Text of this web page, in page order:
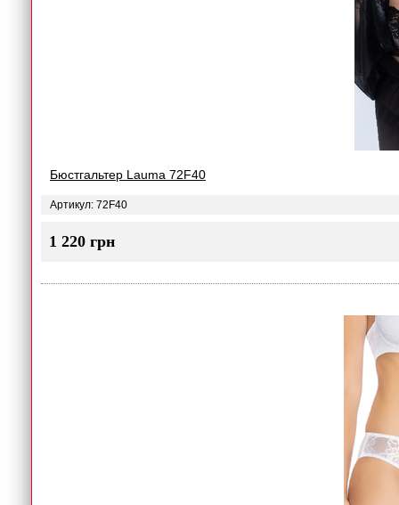
Бюстгальтер Lauma 72F40
Артикул: 72F40
1 220 грн